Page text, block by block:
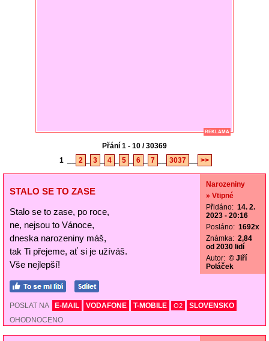
REKLAMA
Přání 1 - 10 / 30369
1
2 3 4 5 6 7 3037 >>
STALO SE TO ZASE
Stalo se to zase, po roce,
ne, nejsou to Vánoce,
dneska narozeniny máš,
tak Ti přejeme, ať si je užíváš.
Vše nejlepší!
Narozeniny
» Vtipné
Přidáno: 14. 2.
2023 - 20:16
Posláno: 1692x
Známka: 2,84
od 2030 lidí
Autor: © Jiří
Poláček
POSLAT NA E-MAIL VODAFONE T-MOBILE O2
SLOVENSKO
OHODNOCENO